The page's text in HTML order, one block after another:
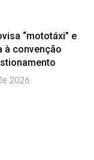
“mototáxi” e
à convenção
2026